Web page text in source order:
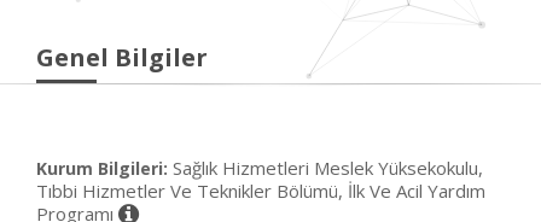
Genel Bilgiler
Kurum Bilgileri: Sağlık Hizmetleri Meslek Yüksekokulu,
Tıbbi Hizmetler Ve Teknikler Bölümü, İlk Ve Acil Yardım
Programı